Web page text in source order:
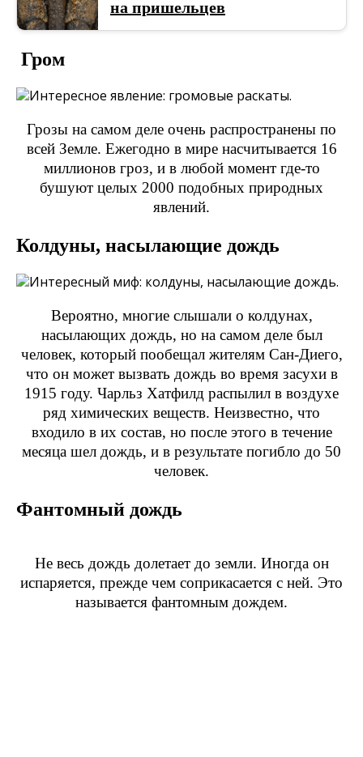
на пришельцев
Гром
Грозы на самом деле очень распространены по
всей Земле. Ежегодно в мире насчитывается 16
миллионов гроз, и в любой момент где-то
бушуют целых 2000 подобных природных
явлений.
Колдуны, насылающие дождь
Вероятно, многие слышали о колдунах,
насылающих дождь, но на самом деле был
человек, который пообещал жителям Сан-Диего,
что он может вызвать дождь во время засухи в
1915 году. Чарльз Хатфилд распылил в воздухе
ряд химических веществ. Неизвестно, что
входило в их состав, но после этого в течение
месяца шел дождь, и в результате погибло до 50
человек.
Фантомный дождь
Не весь дождь долетает до земли. Иногда он
испаряется, прежде чем соприкасается с ней. Это
называется фантомным дождем.